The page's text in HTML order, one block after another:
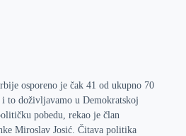
osporeno je čak 41 od ukupno 70
to doživljavamo u Demokratskoj
pobedu, rekao je član
Miroslav Josić. Čitava politika